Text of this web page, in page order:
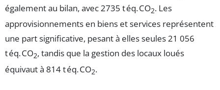
également au bilan, avec 2735 t éq. CO2. Les
approvisionnements en biens et services représentent
une part significative, pesant à elles seules 21 056
t éq. CO2, tandis que la gestion des locaux loués
équivaut à 814 t éq. CO2.